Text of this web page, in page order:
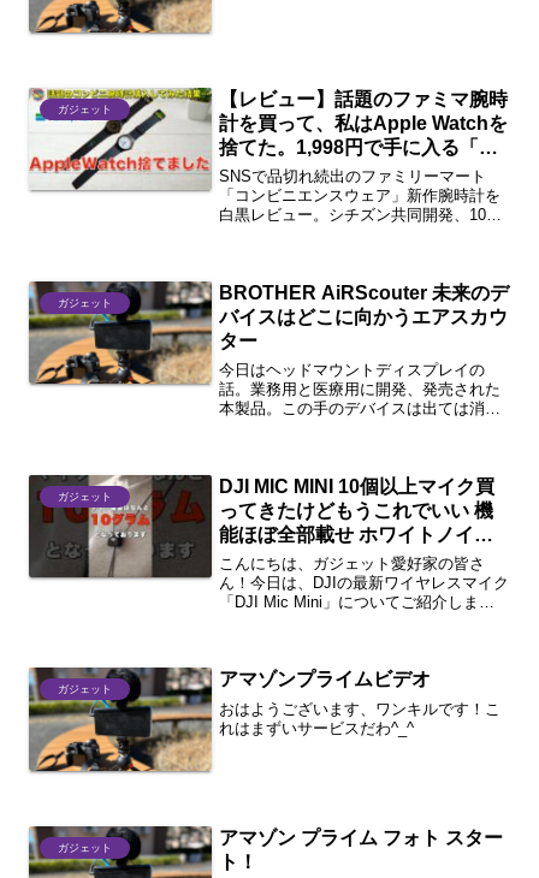
ガジェット
【レビュー】話題のファミマ腕時
計を買って、私はApple Watchを
捨てた。1,998円で手に入る「心
の平穏」とは？
SNSで品切れ続出のファミリーマート
「コンビニエンスウェア」新作腕時計を
白黒レビュー。シチズン共同開発、10気
の平穏」について語ります。
181cm/100kgの着用感も。
ガジェット
BROTHER AiRScouter 未来のデ
バイスはどこに向かうエアスカウ
ター
今日はヘッドマウントディスプレイの
話。業務用と医療用に開発、発売された
本製品。この手のデバイスは出ては消
てしまう安全性や、盗撮に使わ...
ガジェット
DJI MIC MINI 10個以上マイク買
ってきたけどもうこれでいい 機
能ほぼ全部載せ ホワイトノイズ
もないし素人でも扱いやすい た
った10グラムのマイク #バイク撮
影 #dji #マイク
こんにちは、ガジェット愛好家の皆さ
ん！今日は、DJIの最新ワイヤレスマイク
「DJI Mic Mini」についてご紹介しま
に...
ガジェット アマゾンプライムビデオ
おはようございます、ワンキルです！こ
れはまずいサービスだわ^_^
ガジェット
アマゾン プライム フォト スター
ト！